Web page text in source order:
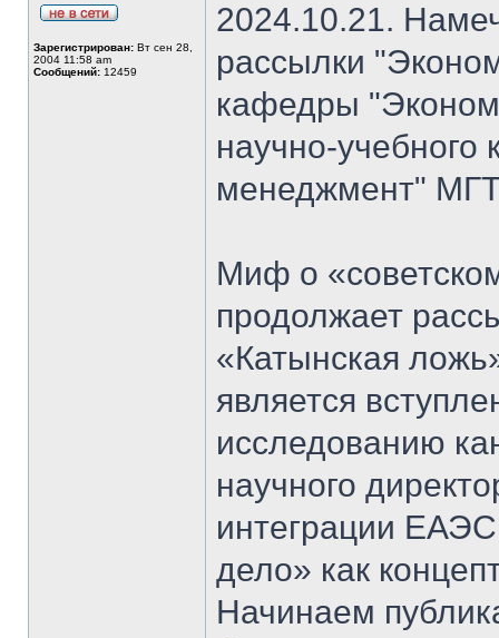
Зарегистрирован: Вт сен 28,
2004 11:58 am
Сообщений: 12459
2024.10.21.
рассылки
кафедры
научно-
менеджмент"
Миф о
продолжает
«Катынская
является
исследованию
научного
интеграции
дело» как
Начинаем